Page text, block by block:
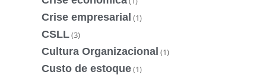
Crise empresarial (1)
CSLL(3)
Cultura Organizacional (1)
Custo de estoque(1)